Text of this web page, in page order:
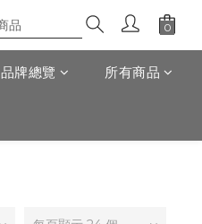
品牌總覽 所有商品